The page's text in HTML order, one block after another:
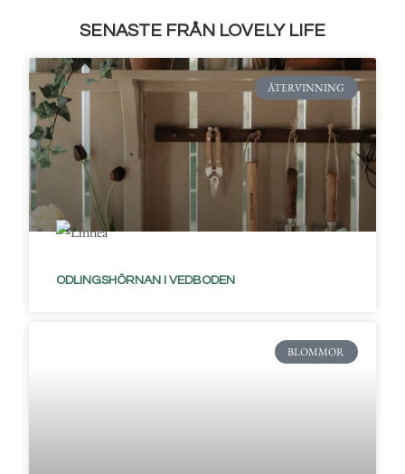
SENASTE FRÅN LOVELY LIFE
ÅTERVINNING
ODLINGSHÖRNAN I VEDBODEN
BLOMMOR